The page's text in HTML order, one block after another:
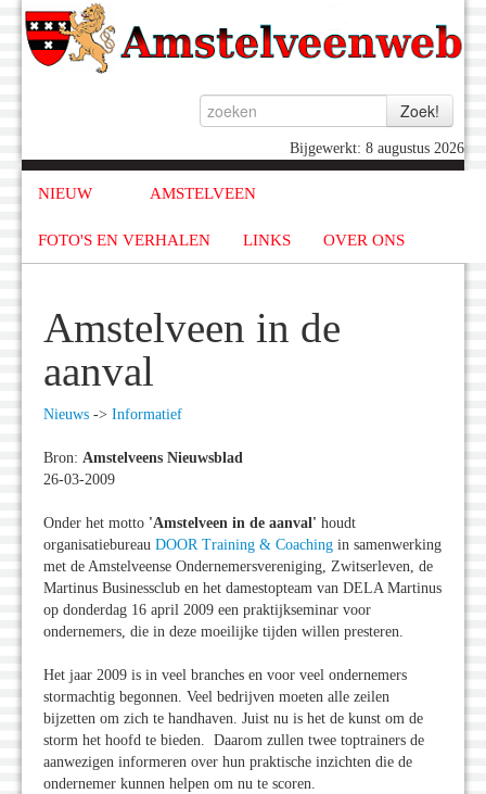
Bijgewerkt: 8 augustus 2026
NIEUW AMSTELVEEN
FOTO'S EN VERHALEN LINKS OVER ONS
Amstelveen in de
aanval
Nieuws -> Informatief
Bron: Amstelveens Nieuwsblad
26-03-2009
Onder het motto 'Amstelveen in de aanval' houdt
organisatiebureau DOOR Training & Coaching in samenwerking
met de Amstelveense Ondernemersvereniging, Zwitserleven, de
Martinus Businessclub en het damestopteam van DELA Martinus
op donderdag 16 april 2009 een praktijkseminar voor
ondernemers, die in deze moeilijke tijden willen presteren.
Het jaar 2009 is in veel branches en voor veel ondernemers
stormachtig begonnen. Veel bedrijven moeten alle zeilen
bijzetten om zich te handhaven. Juist nu is het de kunst om de
storm het hoofd te bieden. Daarom zullen twee toptrainers de
aanwezigen informeren over hun praktische inzichten die de
ondernemer kunnen helpen om nu te scoren.